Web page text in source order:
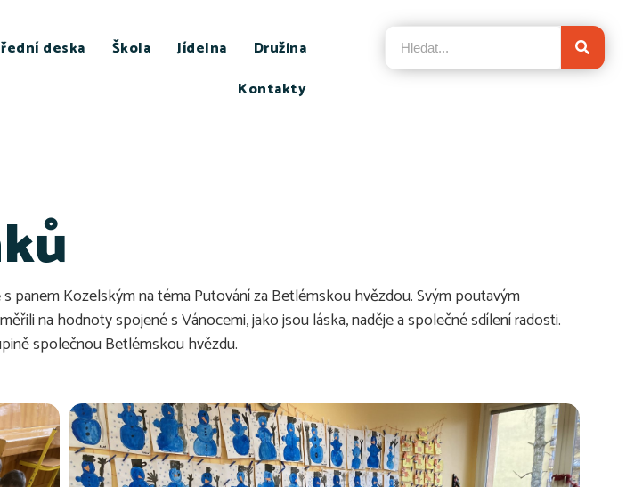
deska Škola Jídelna
Družina
Kontakty
panem Kozelským na téma Putování za Betlémskou hvězdou. Svým poutavým
na hodnoty spojené s Vánocemi, jako jsou láska, naděje a společné sdílení radosti.
společnou Betlémskou hvězdu.